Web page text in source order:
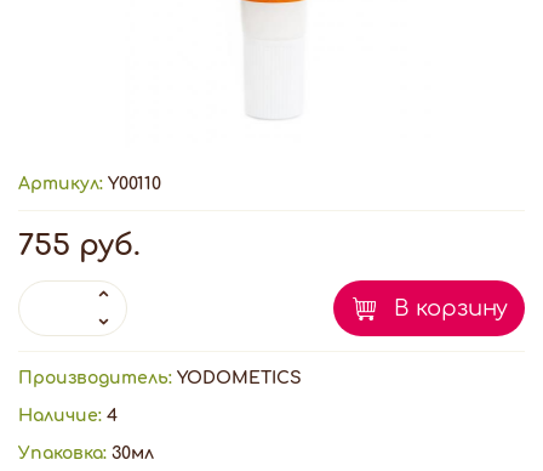
Артикул: Y00110
755 руб.
В корзину
Производитель: YODOMETICS
Наличие: 4
Упаковка: 30мл